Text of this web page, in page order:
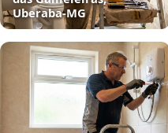
Uberaba‑MG